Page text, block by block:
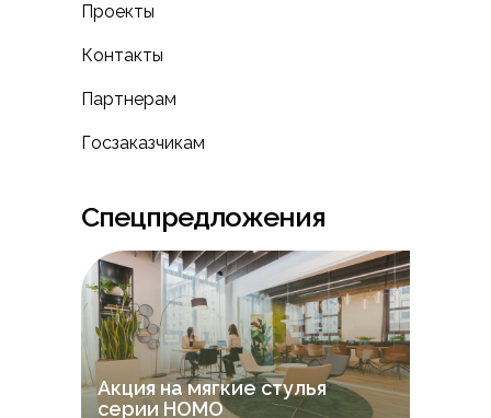
Спецпредложения
Проекты
Контакты
Партнерам
Госзаказчикам
Акция на мягкие стулья
серии НOMO